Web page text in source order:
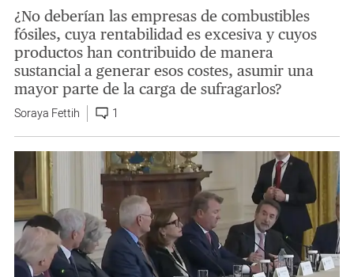
¿No deberían las empresas de combustibles
fósiles, cuya rentabilidad es excesiva y cuyos
productos han contribuido de manera
sustancial a generar esos costes, asumir una
mayor parte de la carga de sufragarlos?
Soraya Fettih 1